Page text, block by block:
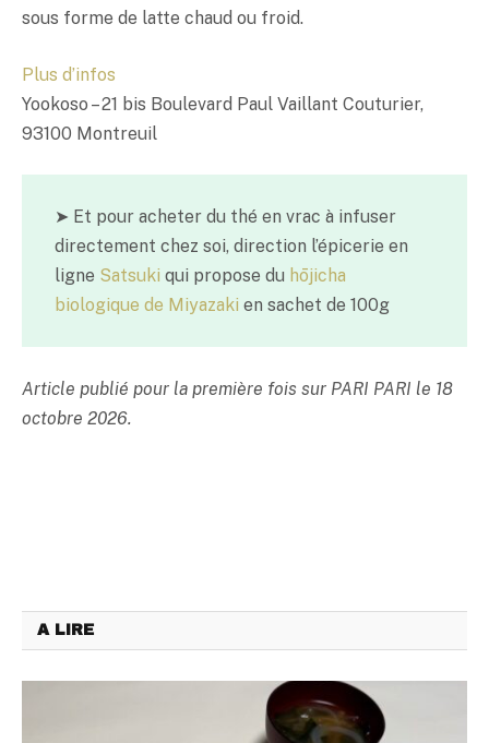
sous forme de latte chaud ou froid.
Plus d’infos
Yookoso – 21 bis Boulevard Paul Vaillant Couturier,
93100 Montreuil
➤ Et pour acheter du thé en vrac à infuser
directement chez soi, direction l’épicerie en
ligne Satsuki qui propose du hōjicha
biologique de Miyazaki en sachet de 100g
Article publié pour la première fois sur PARI PARI le 18
octobre 2026.
A LIRE